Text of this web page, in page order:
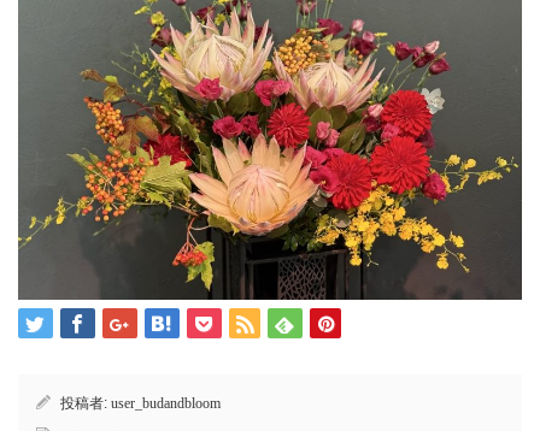
投稿者: user_budandbloom